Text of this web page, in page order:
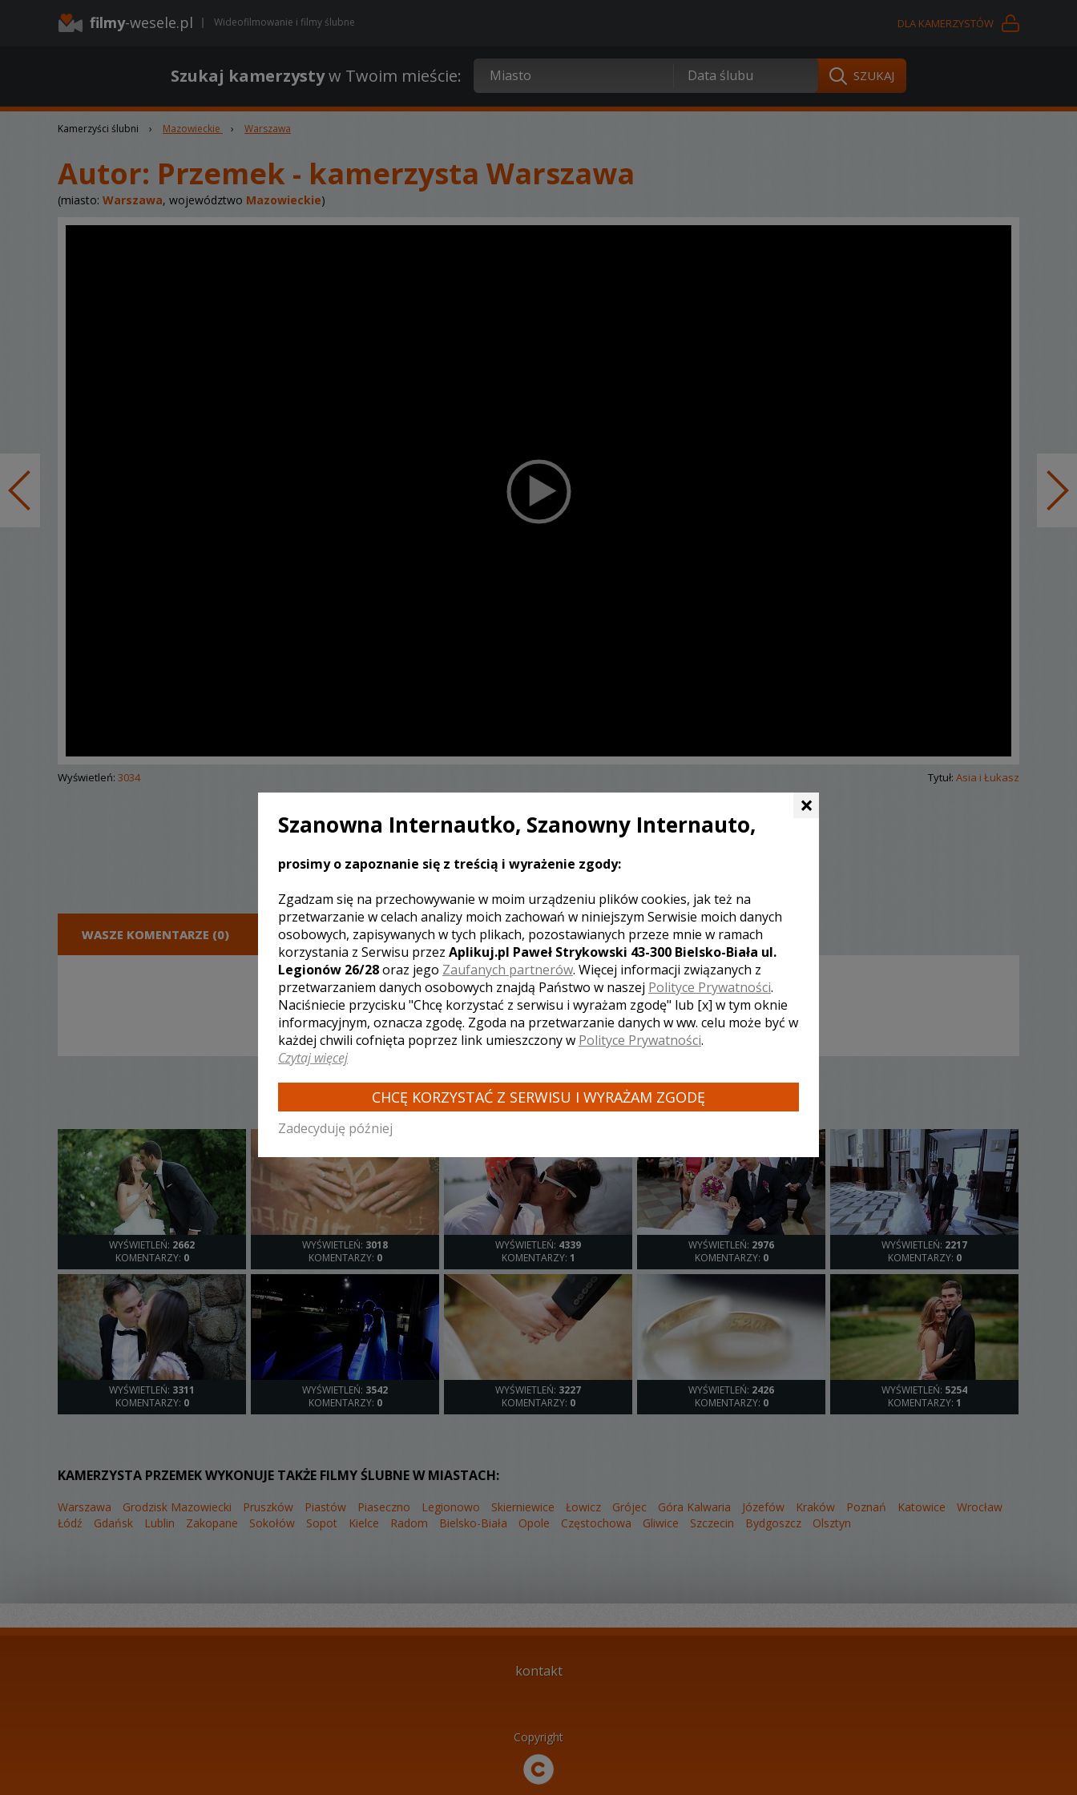
filmy-wesele.pl Wideofilmowanie i filmy ślubne DLA KAMERZYSTÓW
Szukaj kamerzystyw Twoim mieście:
Kamerzyści ślubni › Mazowieckie › Warszawa
Autor: Przemek - kamerzysta Warszawa
(miasto: Warszawa, województwo Mazowieckie)
Wyświetleń: 3034 Tytuł: Asia i Łukasz
WASZE KOMENTARZE (0) DODAJ KOMENTARZ
[ brak komentarzy ]
INNE LOSOWE FILMY TEGO KAMERZYSTY
WYŚWIETLEŃ: 2662
KOMENTARZY: 0
WYŚWIETLEŃ: 3018
KOMENTARZY: 0
WYŚWIETLEŃ: 4339
KOMENTARZY: 1
WYŚWIETLEŃ: 2976
KOMENTARZY: 0
WYŚWIETLEŃ: 2217
KOMENTARZY: 0
WYŚWIETLEŃ: 3311
KOMENTARZY: 0
WYŚWIETLEŃ: 3542
KOMENTARZY: 0
WYŚWIETLEŃ: 3227
KOMENTARZY: 0
WYŚWIETLEŃ: 2426
KOMENTARZY: 0
WYŚWIETLEŃ: 5254
KOMENTARZY: 1
KAMERZYSTA PRZEMEK WYKONUJE TAKŻE FILMY ŚLUBNE W MIASTACH:
Warszawa Grodzisk Mazowiecki Pruszków Piastów Piaseczno Legionowo Skierniewice Łowicz Grójec Góra Kalwaria Józefów Kraków Poznań Katowice
Wrocław
Łódź
Gdańsk Lublin Zakopane Sokołów Sopot Kielce Radom Bielsko-Biała Opole Częstochowa Gliwice Szczecin Bydgoszcz Olsztyn
kontakt
Copyright
×
Szanowna Internautko, Szanowny Internauto,
prosimy o zapoznanie się z treścią i wyrażenie zgody:
Zgadzam się na przechowywanie w moim urządzeniu plików cookies, jak też na
przetwarzanie w celach analizy moich zachowań w niniejszym Serwisie moich danych
osobowych, zapisywanych w tych plikach, pozostawianych przeze mnie w ramach
korzystania z Serwisu przez Aplikuj.pl Paweł Strykowski 43-300 Bielsko-Biała ul.
Legionów 26/28oraz jego Zaufanych partnerów. Więcej informacji związanych z
przetwarzaniem danych osobowych znajdą Państwo w naszej Polityce Prywatności.
Naciśniecie przycisku "Chcę korzystać z serwisu i wyrażam zgodę" lub [x] w tym oknie
informacyjnym, oznacza zgodę. Zgoda na przetwarzanie danych w ww. celu może być w
każdej chwili cofnięta poprzez link umieszczony w Polityce Prywatności.
Czytaj więcej
CHCĘ KORZYSTAĆ Z SERWISU I WYRAŻAM ZGODĘ
Zadecyduję później